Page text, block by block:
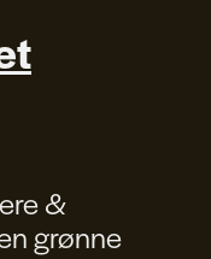
&
grønne